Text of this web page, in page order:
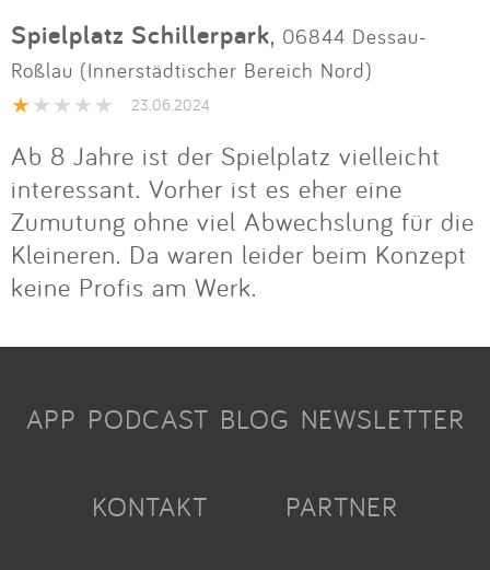
Spielplatz Schillerpark, 06844 Dessau-
Roßlau (Innerstädtischer Bereich Nord)
23.06.2024
Ab 8 Jahre ist der Spielplatz vielleicht
interessant. Vorher ist es eher eine
Zumutung ohne viel Abwechslung für die
Kleineren. Da waren leider beim Konzept
keine Profis am Werk.
APP PODCAST BLOG NEWSLETTER
KONTAKT PARTNER